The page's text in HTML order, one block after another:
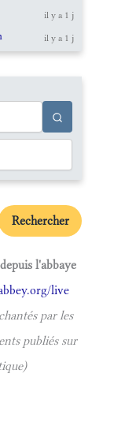
il y a 1 j
il y a 1 j
Rechercher
l'abbaye
live
par les
publiés sur